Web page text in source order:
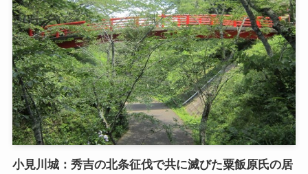
小見川城：秀吉の北条征伐で共に滅びた粟飯原氏の居